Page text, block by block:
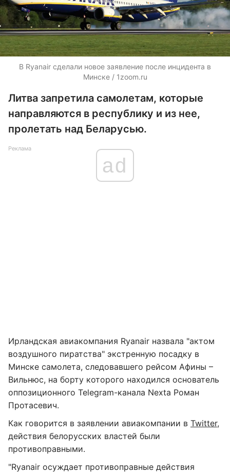
В Ryanair сделали новое заявление после инцидента в
Минске / 1zoom.ru
Литва запретила самолетам, которые
направляются в республику и из нее,
пролетать над Беларусью.
Реклама
ad
Ирландская авиакомпания Ryanair назвала "актом
воздушного пиратства" экстренную посадку в
Минске самолета, следовавшего рейсом Афины –
Вильнюс, на борту которого находился основатель
оппозиционного Telegram-канала Nexta Роман
Протасевич.
Как говорится в заявлении авиакомпании в Twitter,
действия белорусских властей были
противоправными.
"Ryanair осуждает противоправные действия